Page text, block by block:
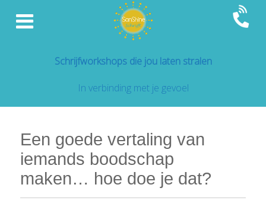
Schrijfworkshops die jou laten stralen
In verbinding met je gevoel
Een goede vertaling van
iemands boodschap
maken… hoe doe je dat?